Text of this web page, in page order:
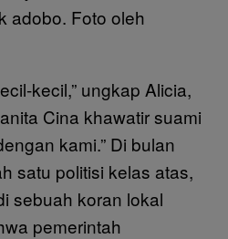
adobo. Foto oleh
kecil,” ungkap Alicia,
Cina khawatir suami
kami.” Di bulan
satu politisi kelas atas,
sebuah koran lokal
pemerintah